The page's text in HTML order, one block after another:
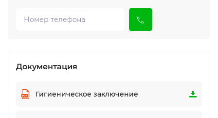
Документация
Гигиеническое заключение